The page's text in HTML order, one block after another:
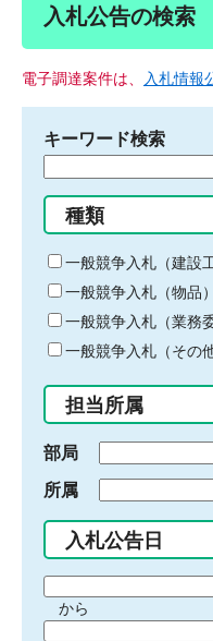
入札公告の検索
電子調達案件は、 入札情報
キーワード検索
る
キ
ー
ワ
ー
ド
入
力
種類
一般競争入札（建設
一般競争入札（物品）
一般競争入札（業務
一般競争入札（その他
担当所属
部局
所属
入札公告日
間から